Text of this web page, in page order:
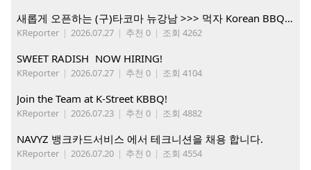
새롭게 오픈하는 (구)타코마 뉴강남 >>> 먹자 Korean BBQ 구인중
KReporter | 2026.07.27 | 추천 0 | 조회 4262
SWEET RADISH NOW HIRING!
KReporter | 2026.07.27 | 추천 0 | 조회 4104
Join the Team at K-Street KBBQ!
KReporter | 2026.07.23 | 추천 0 | 조회 4882
NAVYZ 뱅크카드서비스 에서 테크니션을 채용 합니다.
KReporter | 2026.07.20 | 추천 0 | 조회 4554